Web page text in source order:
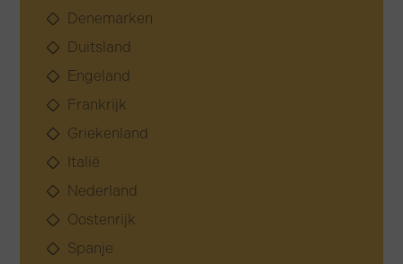
Denemarken
Duitsland
Engeland
Frankrijk
Griekenland
Italië
Nederland
Oostenrijk
Spanje